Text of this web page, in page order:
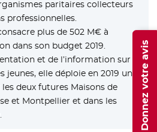
paritaires collecteurs
professionnelles.
plus de 502 M€ à
dans son budget 2019.
et de l’information sur
jeunes, elle déploie en 2019 un
les deux futures Maisons de
et Montpellier et dans les
Donnez votre avis